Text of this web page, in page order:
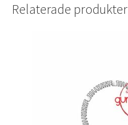
Relaterade produkter